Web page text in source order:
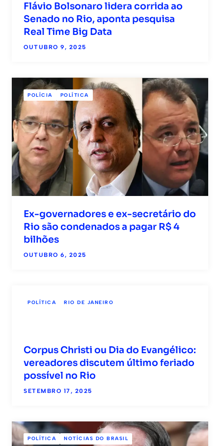
Flávio Bolsonaro lidera corrida ao
Senado no Rio, aponta pesquisa
Real Time Big Data
OUTUBRO 9, 2025
POLÍCIA POLÍTICA
Ex-governadores e ex-secretário do
Rio são condenados a pagar R$ 4
bilhões
OUTUBRO 6, 2025
POLÍTICA RIO DE JANEIRO
Corpus Christi ou Dia do Evangélico:
vereadores discutem último feriado
possível no Rio
SETEMBRO 17, 2025
POLÍTICA NOTÍCIAS DO BRASIL